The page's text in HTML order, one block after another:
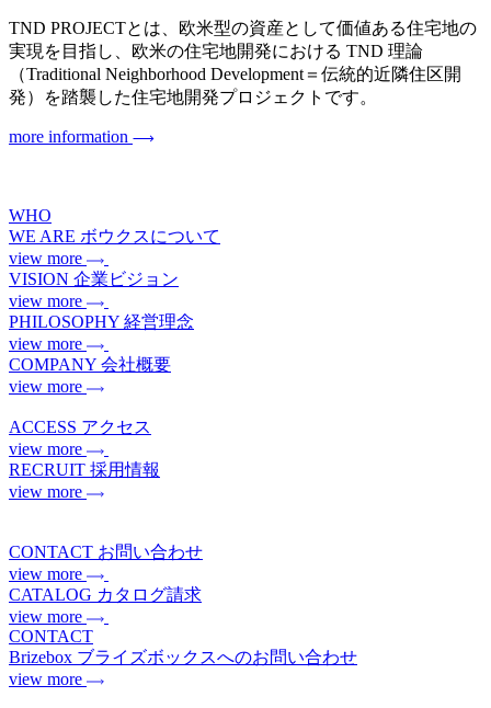
TND PROJECTとは、欧米型の資産として価値ある住宅地の
実現を目指し、欧米の住宅地開発における TND 理論
（Traditional Neighborhood Development＝伝統的近隣住区開
発）を踏襲した住宅地開発プロジェクトです。
more information
WHO
WE ARE ボウクスについて
view more
VISION 企業ビジョン
view more
PHILOSOPHY 経営理念
view more
COMPANY 会社概要
view more
ACCESS アクセス
view more
RECRUIT 採用情報
view more
CONTACT お問い合わせ
view more
CATALOG カタログ請求
view more
CONTACT
Brizebox ブライズボックスへのお問い合わせ
view more